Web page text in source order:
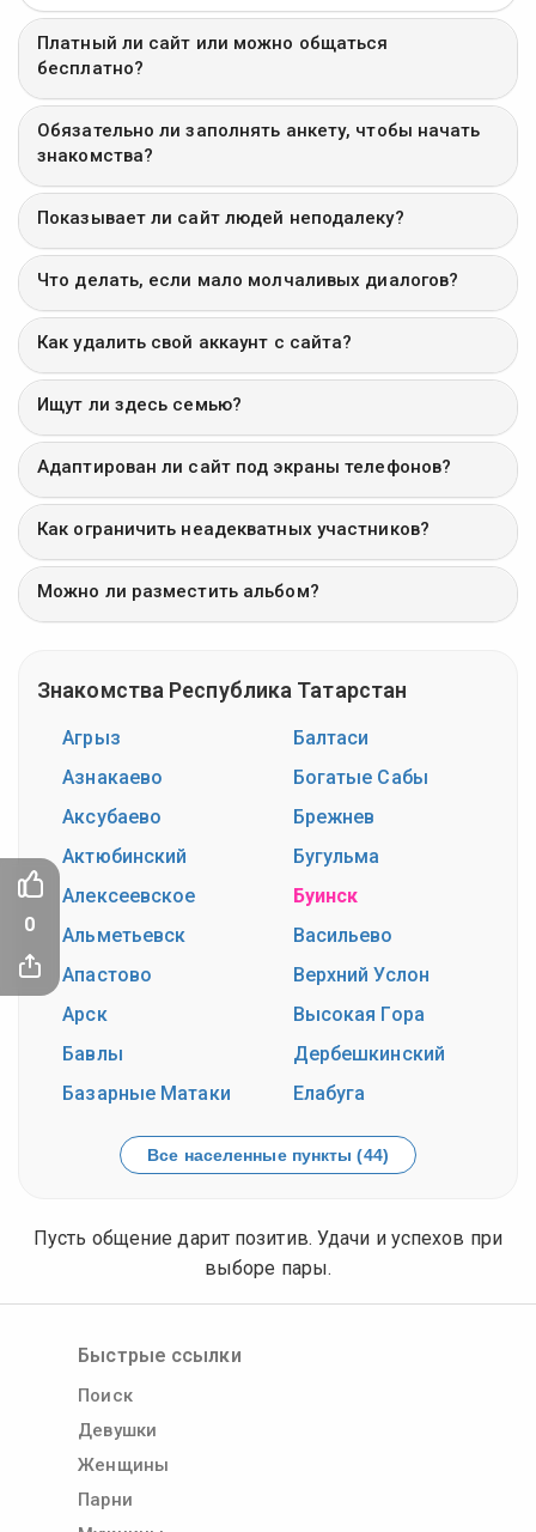
Платный ли сайт или можно общаться
бесплатно?
Обязательно ли заполнять анкету, чтобы начать
знакомства?
Показывает ли сайт людей неподалеку?
Что делать, если мало молчаливых диалогов?
Как удалить свой аккаунт с сайта?
Ищут ли здесь семью?
Адаптирован ли сайт под экраны телефонов?
Как ограничить неадекватных участников?
Можно ли разместить альбом?
Знакомства Республика Татарстан
Агрыз
Азнакаево
Аксубаево
Актюбинский
Алексеевское
Альметьевск
Апастово
Арск
Бавлы
Базарные Матаки
Балтаси
Богатые Сабы
Брежнев
Бугульма
Буинск
Васильево
Верхний Услон
Высокая Гора
Дербешкинский
Елабуга
Все населенные пункты (44)
Пусть общение дарит позитив. Удачи и успехов при
выборе пары.
Быстрые ссылки
Поиск
Девушки
Женщины
Парни
0